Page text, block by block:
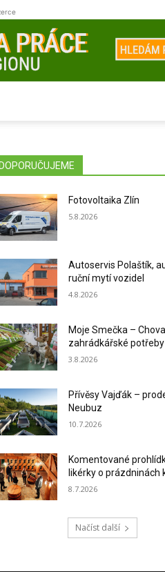
DOPORUČUJEME
Fotovoltaika Zlín
5.8.2026
Autoservis Polaštík,
ruční mytí vozidel
4.8.2026
Moje Smečka –
zahrádkářské potřeby
3.8.2026
Přívěsy Vajďák –
Neubuz
10.7.2026
Komentované
likérky o prázdninách
8.7.2026
Načíst další